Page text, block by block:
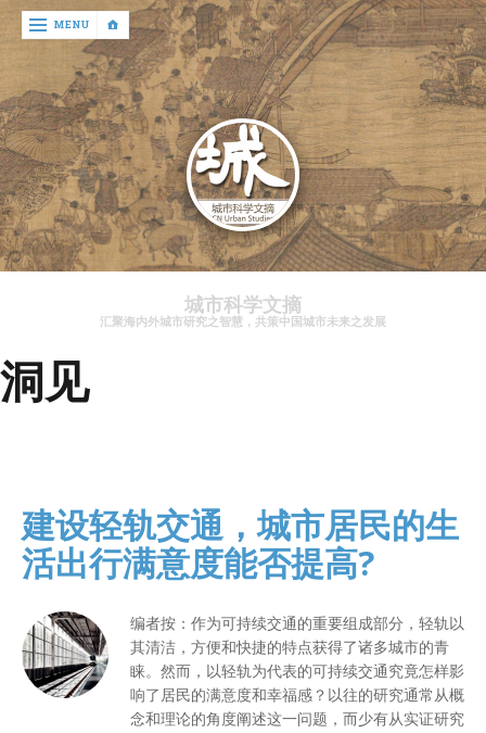
‹
return

文
章
资
讯
关
MENU
城市科学文摘
汇聚海内外城市研究之智慧，共策中国城市未来之发展
洞见
建设轻轨交通，城市居民的生
活出行满意度能否提高?
编者按：作为可持续交通的重要组成部分，轻轨以
其清洁，方便和快捷的特点获得了诸多城市的青
睐。然而，以轻轨为代表的可持续交通究竟怎样影
响了居民的满意度和幸福感？以往的研究通常从概
念和理论的角度阐述这一问题，而少有从实证研究